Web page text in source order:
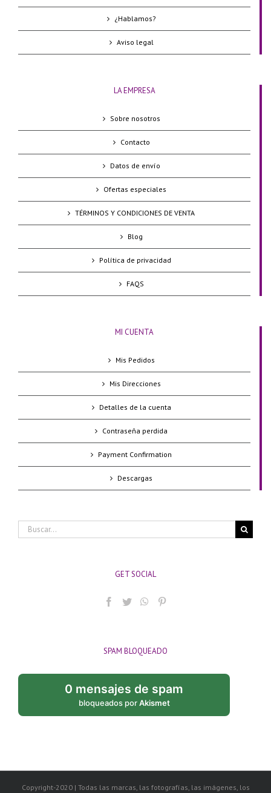
¿Hablamos?
Aviso legal
LA EMPRESA
Sobre nosotros
Contacto
Datos de envío
Ofertas especiales
TÉRMINOS Y CONDICIONES DE VENTA
Blog
Política de privacidad
FAQS
MI CUENTA
Mis Pedidos
Mis Direcciones
Detalles de la cuenta
Contraseña perdida
Payment Confirmation
Descargas
Buscar:
GET SOCIAL
SPAM BLOQUEADO
0 mensajes de spam
bloqueados porAkismet
Copyright-2020 | Todas las marcas, las fotografías, las imágenes, los